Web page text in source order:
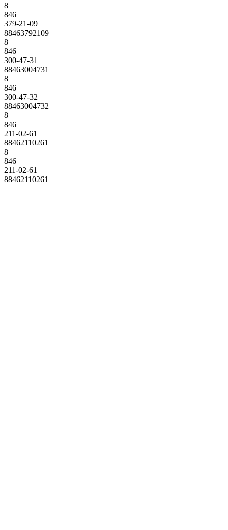
8
846
379-21-09
88463792109
8
846
300-47-31
88463004731
8
846
300-47-32
88463004732
8
846
211-02-61
88462110261
8
846
211-02-61
88462110261